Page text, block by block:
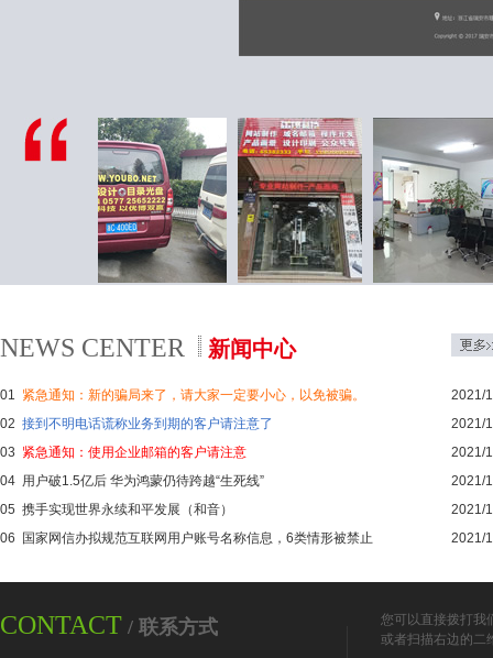
NEWS CENTER 新闻中心
01 紧急通知：新的骗局来了，请大家一定要小心，以免被骗。
2021/
02 接到不明电话谎称业务到期的客户请注意了
2021/
03 紧急通知：使用企业邮箱的客户请注意
2021/
04 用户破1.5亿后 华为鸿蒙仍待跨越“生死线”
2021/
05 携手实现世界永续和平发展（和音）
2021/
06
国家网信办拟规范互联网用户账号名称信息，6类情形被禁止 2021/
CONTACT / 联系方式
您可以直接拨打我
或者扫描右边的二